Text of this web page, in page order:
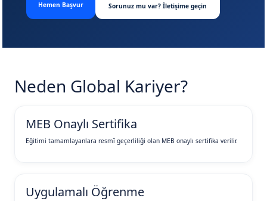
Hemen Başvur Sorunuz mu var? İletişime geçin
Neden Global Kariyer?
MEB Onaylı Sertifika
Eğitimi tamamlayanlara resmî geçerliliği olan MEB onaylı sertifika verilir.
Uygulamalı Öğrenme